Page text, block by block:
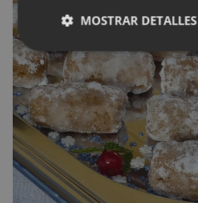
MOSTRAR DETALLES